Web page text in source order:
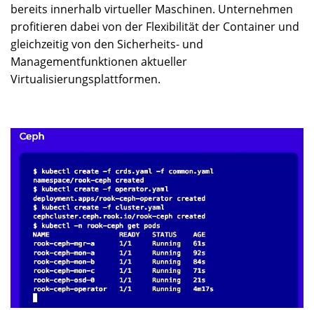
bereits innerhalb virtueller Maschinen. Unternehmen
profitieren dabei von der Flexibilität der Container und
gleichzeitig von den Sicherheits- und
Managementfunktionen aktueller
Virtualisierungsplattformen.